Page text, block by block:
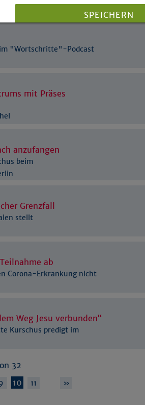
"Wortschritte"-Podcast
mit Präses
anzufangen
beim
Grenzfall
stellt
ab
Corona-Erkrankung nicht
Weg Jesu verbunden“
Kurschus predigt im
32
10 11 »
SPEICHERN